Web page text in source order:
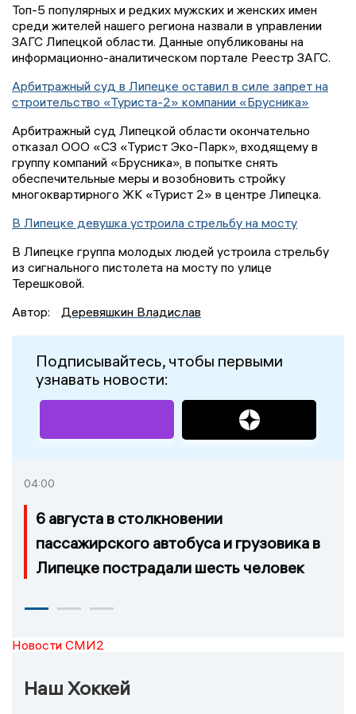
Топ-5 популярных и редких мужских и женских имен
среди жителей нашего региона назвали в управлении
ЗАГС Липецкой области. Данные опубликованы на
информационно-аналитическом портале Реестр ЗАГС.
Арбитражный суд в Липецке оставил в силе запрет на
строительство «Туриста-2» компании «Брусника»
Арбитражный суд Липецкой области окончательно
отказал ООО «СЗ «Турист Эко-Парк», входящему в
группу компаний «Брусника», в попытке снять
обеспечительные меры и возобновить стройку
многоквартирного ЖК «Турист 2» в центре Липецка.
В Липецке девушка устроила стрельбу на мосту
В Липецке группа молодых людей устроила стрельбу
из сигнального пистолета на мосту по улице
Терешковой.
Автор:
Деревяшкин Владислав
Подписывайтесь, чтобы первыми
узнавать новости:
04:00
6 августа в столкновении
пассажирского автобуса и грузовика в
Липецке пострадали шесть человек
Новости СМИ2
Наш Хоккей